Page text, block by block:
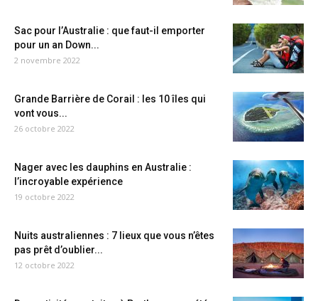
Sac pour l’Australie : que faut-il emporter
pour un an Down...
2 novembre 2022
Grande Barrière de Corail : les 10 îles qui
vont vous...
26 octobre 2022
Nager avec les dauphins en Australie :
l’incroyable expérience
19 octobre 2022
Nuits australiennes : 7 lieux que vous n’êtes
pas prêt d’oublier...
12 octobre 2022